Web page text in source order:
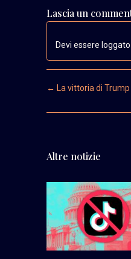
Lascia un
Devi essere
Post navigation
← La vittoria di
Altre notizie